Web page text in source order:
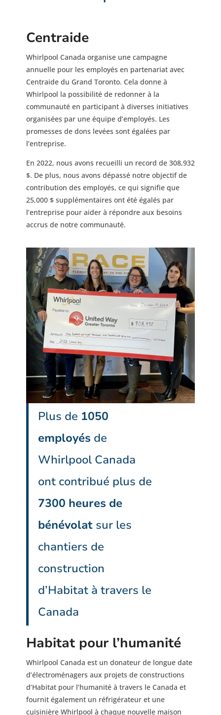
Centraide
Whirlpool Canada organise une campagne
annuelle pour les employés en partenariat avec
Centraide du Grand Toronto. Cela donne à
Whirlpool la possibilité de redonner à la
communauté en participant à diverses initiatives
organisées par une équipe d’employés. Les
promesses de dons levées sont égalées par
l’entreprise.
En 2022, nous avons recueilli un record de 308,932
$. De plus, nous avons dépassé notre objectif de
contribution des employés, ce qui signifie que
25,000 $ supplémentaires ont été égalés par
l’entreprise pour aider à répondre aux besoins
accrus de notre communauté.
Plus de 1050
employés de
Whirlpool Canada
ont contribué plus de
7300 heures de
bénévolat sur les
chantiers de
construction
d’Habitat à travers le
Canada
Habitat pour l’humanité
Whirlpool Canada est un donateur de longue date
d’électroménagers aux projets de constructions
d’Habitat pour l’humanité à travers le Canada et
fournit également un réfrigérateur et une
cuisinière Whirlpool à chaque nouvelle maison